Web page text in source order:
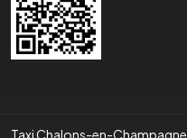
Taxi Chalons-en-Champagne